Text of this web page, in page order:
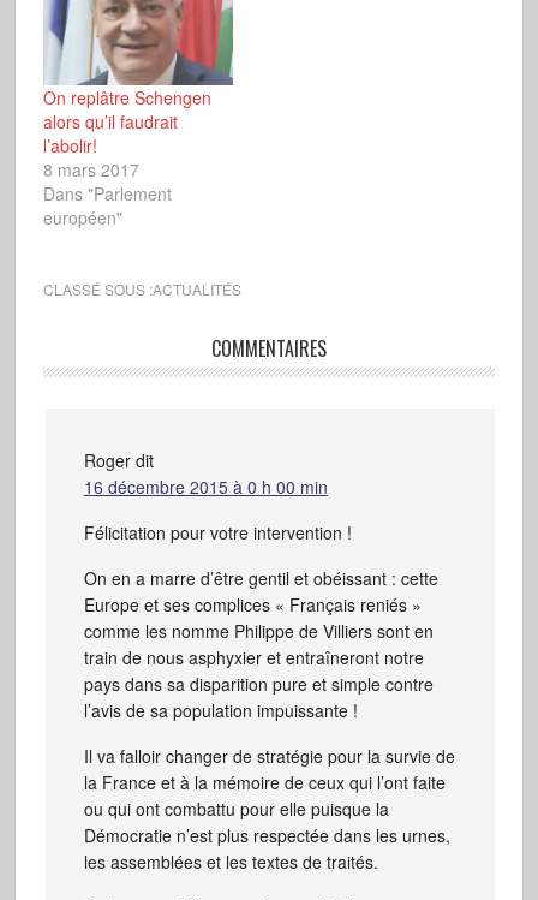
On replâtre Schengen
alors qu’il faudrait
l’abolir!
8 mars 2017
Dans "Parlement
européen"
CLASSÉ SOUS :ACTUALITÉS
COMMENTAIRES
Roger dit
16 décembre 2015 à 0 h 00 min
Félicitation pour votre intervention !
On en a marre d’être gentil et obéissant : cette
Europe et ses complices « Français reniés »
comme les nomme Philippe de Villiers sont en
train de nous asphyxier et entraîneront notre
pays dans sa disparition pure et simple contre
l’avis de sa population impuissante !
Il va falloir changer de stratégie pour la survie de
la France et à la mémoire de ceux qui l’ont faite
ou qui ont combattu pour elle puisque la
Démocratie n’est plus respectée dans les urnes,
les assemblées et les textes de traités.